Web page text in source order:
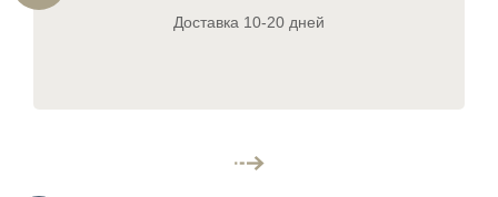
Доставка 10-20 дней